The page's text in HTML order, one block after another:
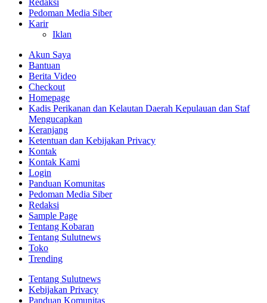
Redaksi
Pedoman Media Siber
Karir
Iklan
Akun Saya
Bantuan
Berita Video
Checkout
Homepage
Kadis Perikanan dan Kelautan Daerah Kepulauan dan Staf
Mengucapkan
Keranjang
Ketentuan dan Kebijakan Privacy
Kontak
Kontak Kami
Login
Panduan Komunitas
Pedoman Media Siber
Redaksi
Sample Page
Tentang Kobaran
Tentang Sulutnews
Toko
Trending
Tentang Sulutnews
Kebijakan Privacy
Panduan Komunitas